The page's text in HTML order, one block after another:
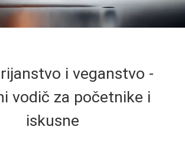
i veganstvo -
vodič za početnike i
iskusne